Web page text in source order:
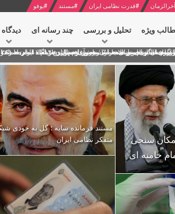
آخرالزمان #قدرت نظامی ایران #مستند #یوفو
ویژه تحلیل و بررسی چند رسانه ای دیدگاه‌
- 7 /بخش دوم : شرح پیام ۱۰ خرداد ۱۳۶۹ امام خامنه ای/ فصل پنجم: حفظ عزّت و کرامت انقلابی
افشاگری سپهبد محمود منصور افسر ارشد اطلاعات مصر
اهمیت سیزدهمین انتخابات ریاست جمهوری از نگاه امام خامنه
امام خامنه ای در سخنرانی نوروزی خطاب به ملت ایران +
امام خامنه ای به مناسبت آغاز سال ۱۴۰۰
سنجی
خامنه ای
متفکر نظامی ایران